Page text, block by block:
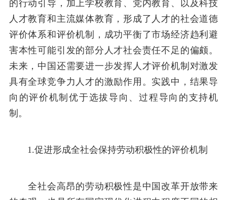
的行动引导，加上学校教育、党内教育、以及科技
人才教育和主流媒体教育，形成了人才的社会道德
评价体系和评价机制，成功平衡了市场经济趋利避
害本性可能引发的部分人才社会责任不足的偏颇。
未来，中国还需要进一步发挥人才评价机制对激发
具有全球竞争力人才的激励作用。实践中，结果导
向的评价机制优于选拔导向、过程导向的支持机
制。
1.促进形成全社会保持劳动积极性的评价机制
全社会高昂的劳动积极性是中国改革开放带来